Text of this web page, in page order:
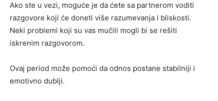
Ako ste u vezi, moguće je da ćete sa partnerom voditi
razgovore koji će doneti više razumevanja i bliskosti.
Neki problemi koji su vas mučili mogli bi se rešiti
iskrenim razgovorom.
Ovaj period može pomoći da odnos postane stabilniji i
emotivno dublji.